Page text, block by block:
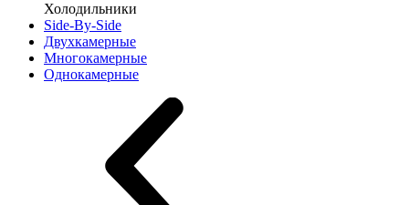
Холодильники
Side-By-Side
Двухкамерные
Многокамерные
Однокамерные